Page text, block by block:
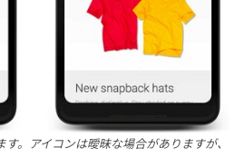
。アイコンは曖昧な場合がありますが、